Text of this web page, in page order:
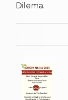
Dilema.